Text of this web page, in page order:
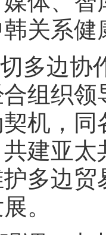
关系
多边协
组织
机，
建亚
多边
。